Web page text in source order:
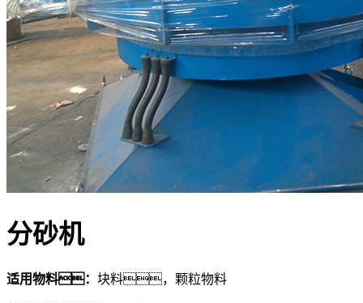
分砂机
适用物料： 块料，颗粒物料